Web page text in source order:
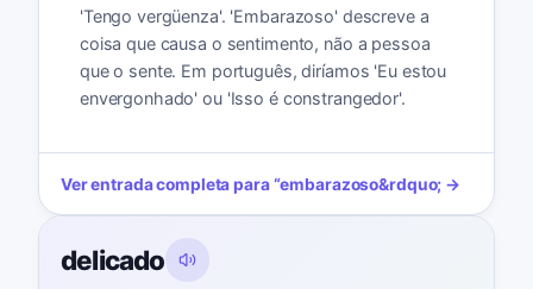
'Tengo vergüenza'. 'Embarazoso' descreve a
coisa que causa o sentimento, não a pessoa
que o sente. Em português, diríamos 'Eu estou
envergonhado' ou 'Isso é constrangedor'.
Ver entrada completa para“embarazoso&rdquo; →
delicado